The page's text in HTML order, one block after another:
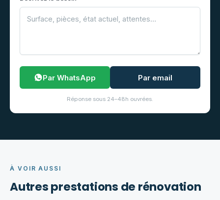
Par WhatsApp Par email
Réponse sous 24–48h ouvrées.
À VOIR AUSSI
Autres prestations de rénovation